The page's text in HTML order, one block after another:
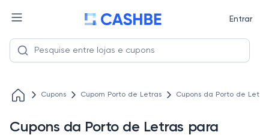
Entrar
Cupons Cupom Porto de Letras Cupons da Porto de
Cupons da Porto de Letras para